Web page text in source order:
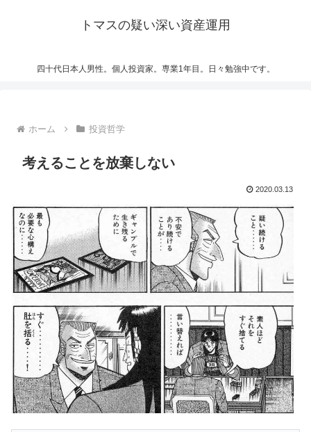
トマスの疑い深い資産運用
四十代日本人男性。個人投資家。専業1年目。日々勉強中です。
ホーム 投資哲学
考えることを放棄しない
2020.03.13